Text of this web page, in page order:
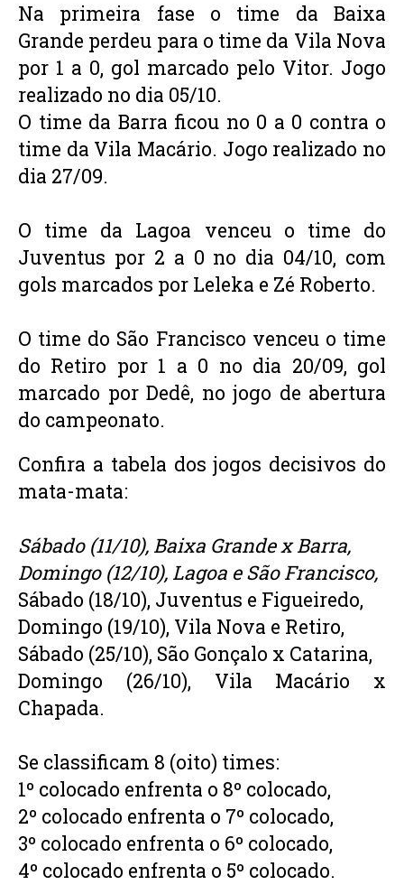
Na primeira fase o time da Baixa
Grande perdeu para o time da Vila Nova
por 1 a 0, gol marcado pelo Vitor. Jogo
realizado no dia 05/10.
O time da Barra ficou no 0 a 0 contra o
time da Vila Macário. Jogo realizado no
dia 27/09.
O time da Lagoa venceu o time do
Juventus por 2 a 0 no dia 04/10, com
gols marcados por Leleka e Zé Roberto.
O time do São Francisco venceu o time
do Retiro por 1 a 0 no dia 20/09, gol
marcado por Dedê, no jogo de abertura
do campeonato.
Confira a tabela dos jogos decisivos do
mata-mata:
Sábado (11/10), Baixa Grande x Barra,
Domingo (12/10), Lagoa e São Francisco,
Sábado (18/10), Juventus e Figueiredo,
Domingo (19/10), Vila Nova e Retiro,
Sábado (25/10), São Gonçalo x Catarina,
Domingo (26/10), Vila Macário x
Chapada.
Se classificam 8 (oito) times:
1º colocado enfrenta o 8º colocado,
2º colocado enfrenta o 7º colocado,
3º colocado enfrenta o 6º colocado,
4º colocado enfrenta o 5º colocado.